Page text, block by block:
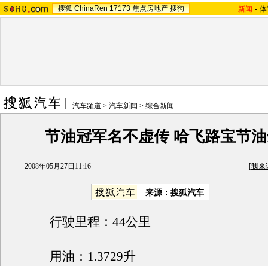
搜狐 ChinaRen 17173 焦点房地产 搜狗 新闻 -
汽车频道 > 汽车新闻 > 综合新闻
节油冠军名不虚传 哈飞路宝节
2008年05月27日11:16 [我来
来源：搜狐汽车
行驶里程：44公里
用油：1.3729升